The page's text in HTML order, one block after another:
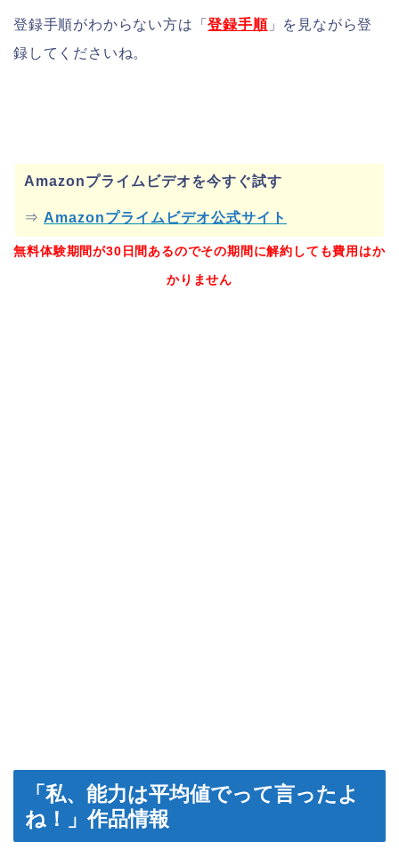
登録手順がわからない方は「登録手順」 を見ながら登
録してくださいね。
Amazonプライムビデオを今すぐ試す
⇒ Amazonプライムビデオ公式サイト
無料体験期間が30日間あるのでその期間に解約しても費用はか
かりません
「私、能力は平均値でって言ったよ
ね！」作品情報